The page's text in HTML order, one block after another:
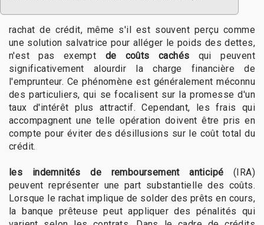
rachat de crédit, même s'il est souvent perçu comme
une solution salvatrice pour alléger le poids des dettes,
n'est pas exempt de coûts cachés qui peuvent
significativement alourdir la charge financière de
l'emprunteur. Ce phénomène est généralement méconnu
des particuliers, qui se focalisent sur la promesse d'un
taux d'intérêt plus attractif. Cependant, les frais qui
accompagnent une telle opération doivent être pris en
compte pour éviter des désillusions sur le coût total du
crédit.
les indemnités de remboursement anticipé (IRA)
peuvent représenter une part substantielle des coûts.
Lorsque le rachat implique de solder des prêts en cours,
la banque prêteuse peut appliquer des pénalités qui